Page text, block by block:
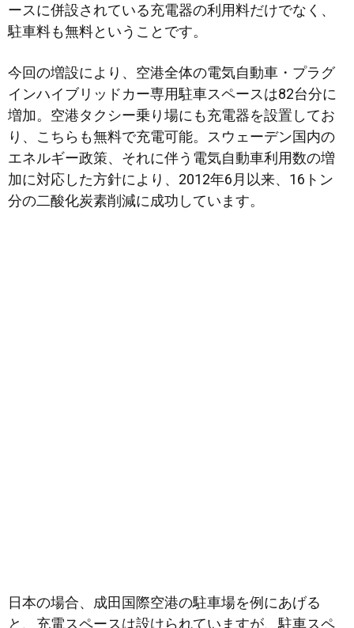
ースに併設されている充電器の利用料だけでなく、
駐車料も無料ということです。
今回の増設により、空港全体の電気自動車・プラグ
インハイブリッドカー専用駐車スペースは82台分に
増加。空港タクシー乗り場にも充電器を設置してお
り、こちらも無料で充電可能。スウェーデン国内の
エネルギー政策、それに伴う電気自動車利用数の増
加に対応した方針により、2012年6月以来、16トン
分の二酸化炭素削減に成功しています。
日本の場合、成田国際空港の駐車場を例にあげる
と、充電スペースは設けられていますが、駐車スペ